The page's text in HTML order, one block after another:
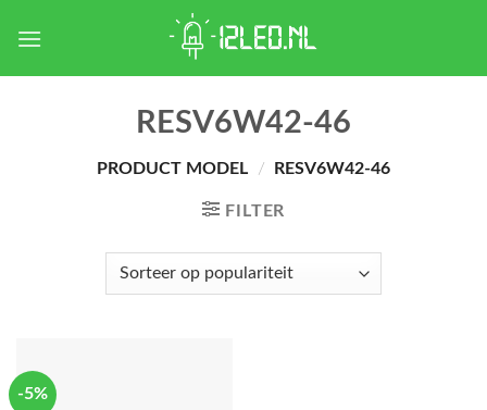
RESV6W42-46
PRODUCT MODEL / RESV6W42-46
FILTER
-5%